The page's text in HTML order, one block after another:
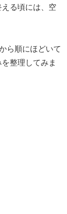
る頃には、空
ら順にほどいて
整理してみま